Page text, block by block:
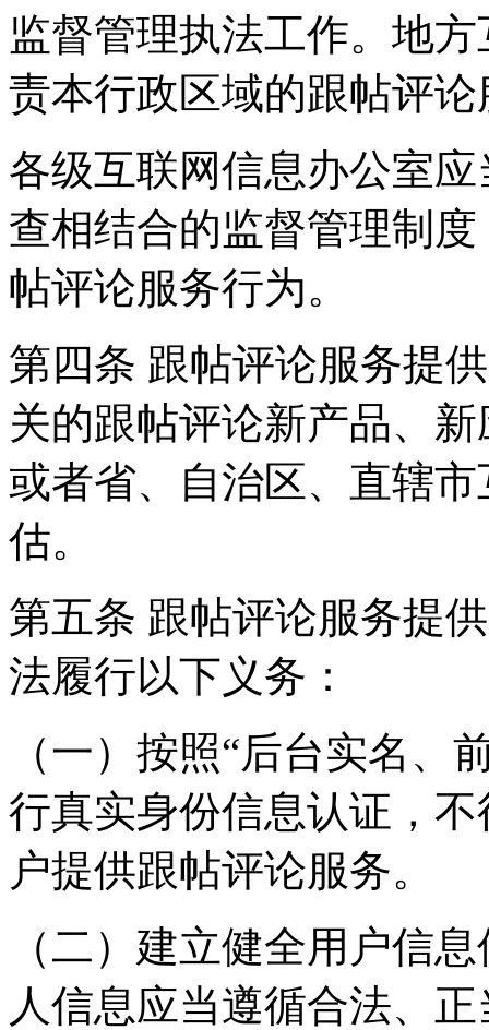
监督管理执法工作。地
责本行政区域的跟帖评
各级互联网信息办公室
查相结合的监督管理制
帖评论服务行为。
第四条 跟帖评论服务提
关的跟帖评论新产品、
或者省、自治区、直辖
估。
第五条 跟帖评论服务提
法履行以下义务：
（一）按照“后台实名、
行真实身份信息认证，
户提供跟帖评论服务。
（二）建立健全用户信
人信息应当遵循合法、